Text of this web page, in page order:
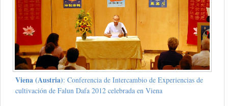
Viena (Austria): Conferencia de Intercambio de Experiencias de
cultivación de Falun Dafa 2012 celebrada en Viena